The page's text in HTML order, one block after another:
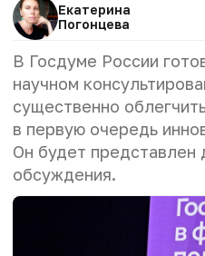
Екатерина
Погонцева
В Госдуме России
научном
существенно
в первую очередь
Он будет представлен
обсуждения.